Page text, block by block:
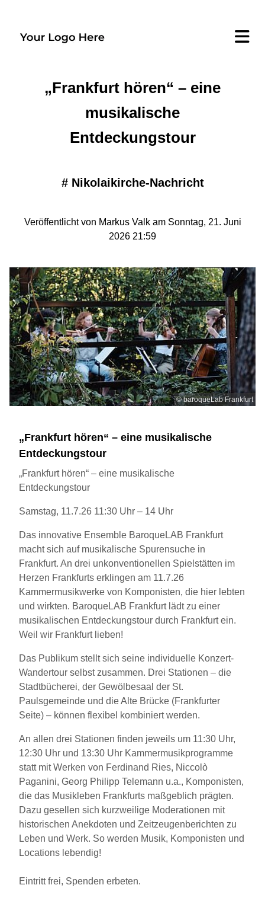
​„Frankfurt hören“ – eine
musikalische
Entdeckungstour
# Nikolaikirche-Nachricht
Veröffentlicht von Markus Valk am Sonntag, 21. Juni
2026 21:59
© baroqueLab Frankfurt
​„Frankfurt hören“ – eine musikalische
Entdeckungstour
„Frankfurt hören“ – eine musikalische
Entdeckungstour
Samstag, 11.7.26 11:30 Uhr – 14 Uhr
Das innovative Ensemble BaroqueLAB Frankfurt
macht sich auf musikalische Spurensuche in
Frankfurt. An drei unkonventionellen Spielstätten im
Herzen Frankfurts erklingen am 11.7.26
Kammermusikwerke von Komponisten, die hier lebten
und wirkten. BaroqueLAB Frankfurt lädt zu einer
musikalischen Entdeckungstour durch Frankfurt ein.
Weil wir Frankfurt lieben!
Das Publikum stellt sich seine individuelle Konzert-
Wandertour selbst zusammen. Drei Stationen – die
Stadtbücherei, der Gewölbesaal der St.
Paulsgemeinde und die Alte Brücke (Frankfurter
Seite) – können flexibel kombiniert werden.
An allen drei Stationen finden jeweils um 11:30 Uhr,
12:30 Uhr und 13:30 Uhr Kammermusikprogramme
statt mit Werken von Ferdinand Ries, Niccolò
Paganini, Georg Philipp Telemann u.a., Komponisten,
die das Musikleben Frankfurts maßgeblich prägten.
Dazu gesellen sich kurzweilige Moderationen mit
historischen Anekdoten und Zeitzeugenberichten zu
Leben und Werk. So werden Musik, Komponisten und
Locations lebendig!
Eintritt frei, Spenden erbeten.